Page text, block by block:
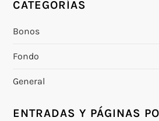
CATEGORÍAS
Bonos
Fondo
General
ENTRADAS Y PÁGINAS